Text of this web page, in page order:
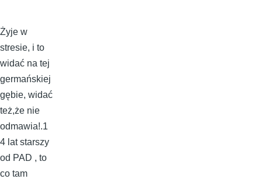
Żyje w
stresie, i to
widać na tej
germańskiej
gębie, widać
też,że nie
odmawia!.1
4 lat starszy
od PAD , to
co tam